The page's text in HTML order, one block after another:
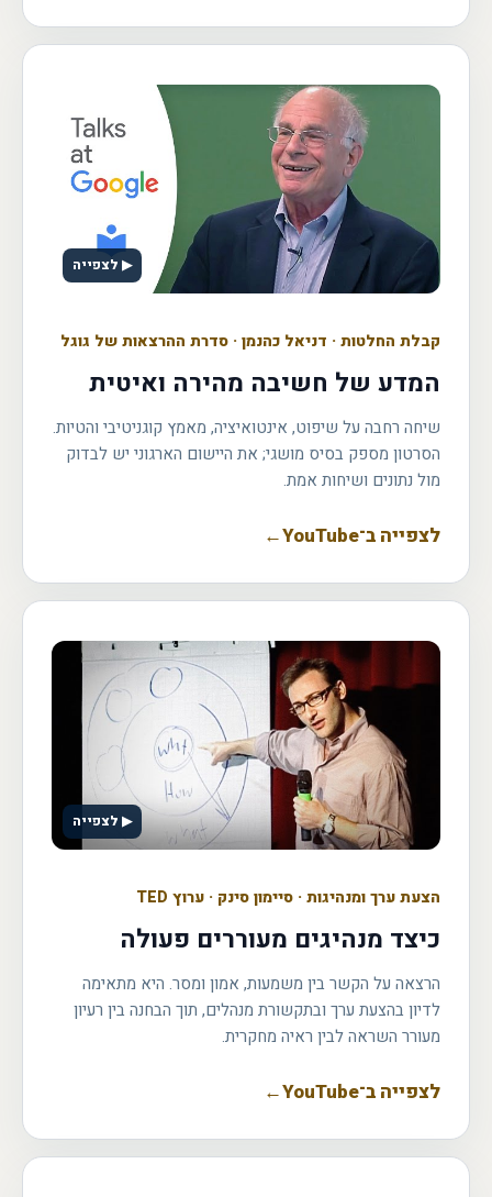
▶ לצפייה
קבלת החלטות· דניאל כהנמן · סדרת ההרצאות של גוגל
המדע של חשיבה מהירה ואיטית
שיחה רחבה על שיפוט, אינטואיציה, מאמץ קוגניטיבי והטיות.
הסרטון מספק בסיס מושגי; את היישום הארגוני יש לבדוק
מול נתונים ושיחות אמת.
לצפייה ב־YouTube ←
▶ לצפייה
הצעת ערך ומנהיגות· סיימון סינק · ערוץ TED
כיצד מנהיגים מעוררים פעולה
הרצאה על הקשר בין משמעות, אמון ומסר. היא מתאימה
לדיון בהצעת ערך ובתקשורת מנהלים, תוך הבחנה בין רעיון
מעורר השראה לבין ראיה מחקרית.
לצפייה ב־YouTube ←